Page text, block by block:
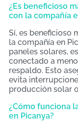
¿Es beneficioso
con la compañía
Sí, es beneficioso
la compañía en
paneles solares,
conectado a
respaldo. Esto
evita
producción solar
¿Cómo funciona
en Picanya?